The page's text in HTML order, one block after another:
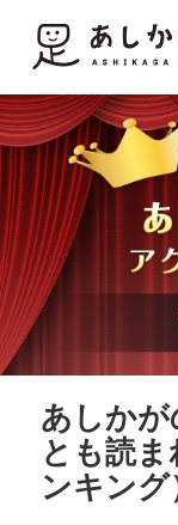
あしかが
とも読
ンキング